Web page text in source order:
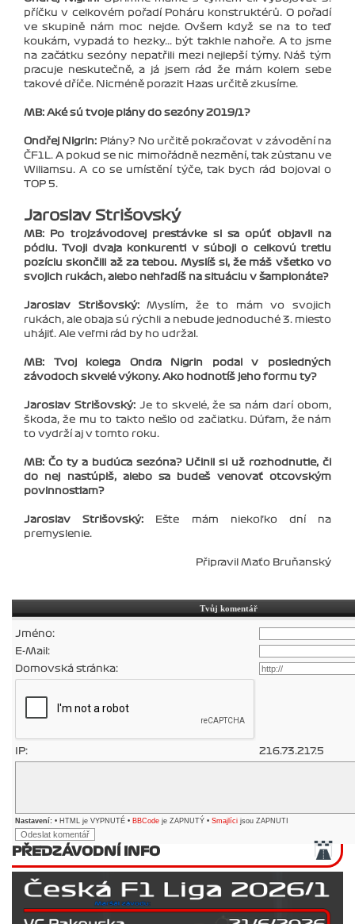
příčku v celkovém pořadí Poháru konstruktérů. O pořadí
ve skupině nám moc nejde. Ovšem když se na to teď
koukám, vypadá to hezky... být takhle nahoře. A to jsme
na začátku sezóny nepatřili mezi nejlepší týmy. Náš tým
pracuje neskutečně, a já jsem rád že mám kolem sebe
takové dříče. Nicméně porazit Haas určitě zkusíme.
MB: Aké sú tvoje plány do sezóny 2019/1?
Ondřej Nigrin: Plány? No určitě pokračovat v závodění na
ČF1L. A pokud se nic mimořádně nezmění, tak zůstanu ve
Wiliamsu. A co se umístění týče, tak bych rád bojoval o
TOP 5.
Jaroslav Strišovský
MB: Po trojzávodovej prestávke si sa opúť objavil na
pódiu. Tvoji dvaja konkurenti v súboji o celkovú tretiu
pozíciu skončili až za tebou. Myslíš si, že máš všetko vo
svojich rukách, alebo nehľadíš na situáciu v šampionáte?
Jaroslav Strišovský:Myslím, že to mám vo svojich
rukách, ale obaja sú rýchli a nebude jednoduché 3. miesto
uhájiť. Ale veľmi rád by ho udržal.
MB: Tvoj kolega Ondra Nigrin podal v posledných
závodoch skvelé výkony. Ako hodnotíš jeho formu ty?
Jaroslav Strišovský:Je to skvelé, že sa nám darí obom,
škoda, že mu to takto nešlo od začiatku. Dúfam, že nám
to vydrží aj v tomto roku.
MB: Čo ty a budúca sezóna? Učinil si už rozhodnutie, či
do nej nastúpiš, alebo sa budeš venovať otcovským
povinnostiam?
Jaroslav Strišovský: Ešte mám niekoľko dní na
premyslenie.
Připravil Maťo Bruňanský
Tvůj komentář
Jméno:
E-Mail:
Domovská stránka:
IP: 216.73.217.5
Nastavení: • HTML je VYPNUTÉ • BBCode je ZAPNUTÝ • Smajlíci jsou ZAPNUTI
PŘEDZÁVODNÍ INFO